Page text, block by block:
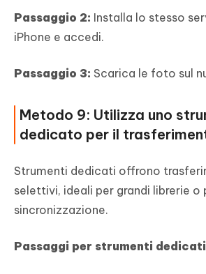
Passaggio 2: Installa lo stesso
iPhone e accedi.
Passaggio 3: Scarica le foto sul
Metodo 9: Utilizza uno
dedicato per il
Strumenti dedicati offrono
selettivi, ideali per grandi librerie o
sincronizzazione.
Passaggi per strumenti